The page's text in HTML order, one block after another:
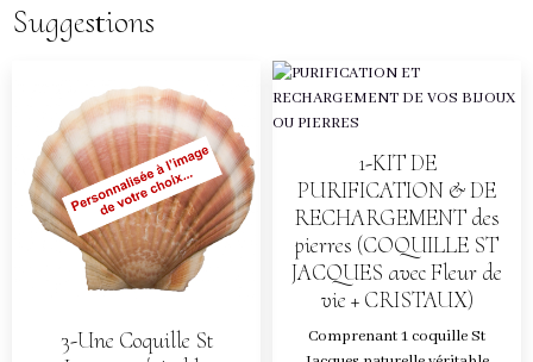
Suggestions
3-Une Coquille St
1-KIT DE
PURIFICATION & DE
RECHARGEMENT des
pierres (COQUILLE ST
JACQUES avec Fleur de
vie + CRISTAUX)
Comprenant 1 coquille St